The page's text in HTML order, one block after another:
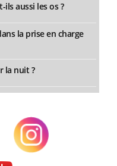
ils aussi les os ?
la prise en charge
la nuit ?